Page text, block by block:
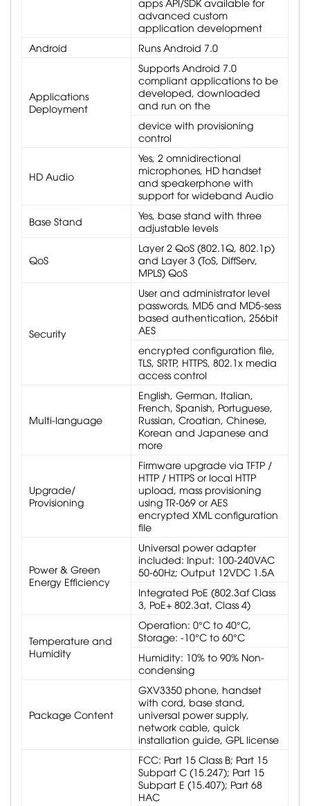
advanced custom
application development
Android
Runs Android 7.0
Applications
Deployment
Supports Android 7.0
compliant applications to be
developed, downloaded
and run on the
device with provisioning
control
HD Audio
Yes, 2 omnidirectional
microphones, HD handset
and speakerphone with
support for wideband Audio
Base Stand
Yes, base stand with three
adjustable levels
QoS
Layer 2 QoS (802.1Q, 802.1p)
and Layer 3 (ToS, DiffServ,
MPLS) QoS
Security
User and administrator level
passwords, MD5 and MD5-sess
based authentication, 256bit
AES
encrypted configuration file,
TLS, SRTP, HTTPS, 802.1x media
access control
Multi-language
English, German, Italian,
French, Spanish, Portuguese,
Russian, Croatian, Chinese,
Korean and Japanese and
more
Upgrade/
Provisioning
Firmware upgrade via TFTP /
HTTP / HTTPS or local HTTP
upload, mass provisioning
using TR-069 or AES
encrypted XML configuration
file
Power & Green
Energy Efficiency
Universal power adapter
included: Input: 100-240VAC
50-60Hz; Output 12VDC 1.5A
Integrated PoE (802.3af Class
3, PoE+ 802.3at, Class 4)
Temperature and
Humidity
Operation: 0°C to 40°C,
Storage: -10°C to 60°C
Humidity: 10% to 90% Non-
condensing
Package Content
GXV3350 phone, handset
with cord, base stand,
universal power supply,
network cable, quick
installation guide, GPL license
FCC: Part 15 Class B; Part 15
Subpart C (15.247); Part 15
Subpart E (15.407); Part 68
HAC